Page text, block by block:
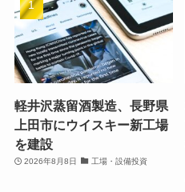
軽井沢蒸留酒製造、長野県
上田市にウイスキー新工場
を建設
2026年8月8日 工場・設備投資